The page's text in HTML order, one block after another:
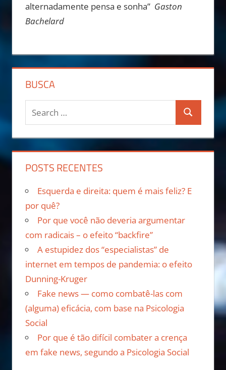
alternadamente pensa e sonha” Gaston
Bachelard
BUSCA
POSTS RECENTES
Esquerda e direita: quem é mais feliz? E
por quê?
Por que você não deveria argumentar
com radicais – o efeito “backfire”
A estupidez dos “especialistas” de
internet em tempos de pandemia: o efeito
Dunning-Kruger
Fake news — como combatê-las com
(alguma) eficácia, com base na Psicologia
Social
Por que é tão difícil combater a crença
em fake news, segundo a Psicologia Social